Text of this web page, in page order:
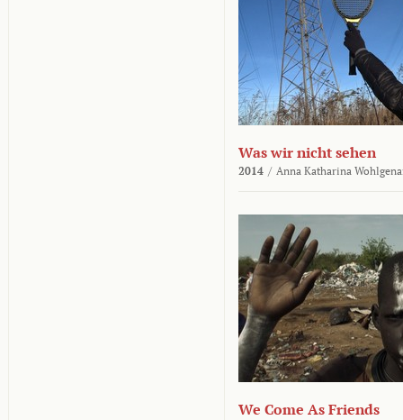
Was wir nicht sehen
2014 / Anna Katharina
We Come As Friends